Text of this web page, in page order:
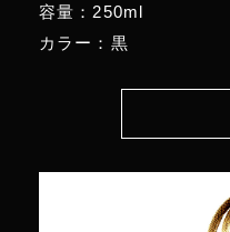
容量：250ml
カラー：黒